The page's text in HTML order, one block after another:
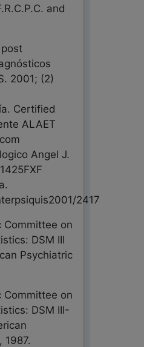
and
2001; (2)
Certified
ALAET
Angel J.
2417
Committee on
DSM III
Psychiatric
Committee on
DSM III-
1987.